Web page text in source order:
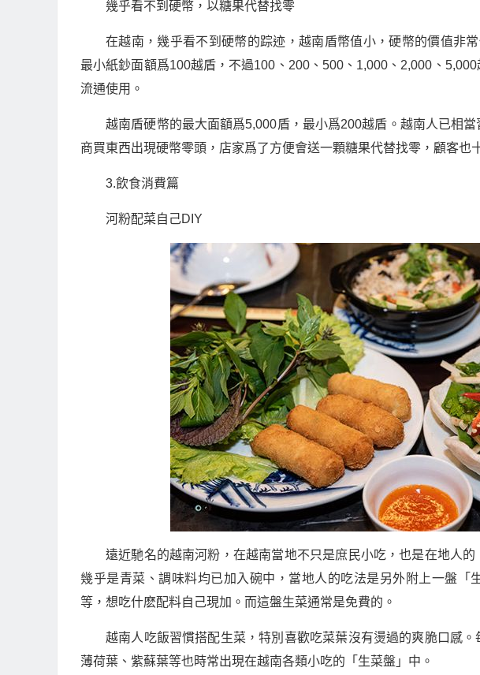
幾乎看不到硬幣，以糖果代替找零
在越南，幾乎看不到硬幣的踪迹，越南盾幣值小，硬幣的價值非
最小紙鈔面額爲100越盾，不過100、200、500、1,000、2,000、
流通使用。
越南盾硬幣的最大面額爲5,000盾，最小爲200越盾。越南人已相
商買東西出現硬幣零頭，店家爲了方便會送一顆糖果代替找零，顧客也
3.飲食消費篇
河粉配菜自己DIY
遠近馳名的越南河粉，在越南當地不只是庶民小吃，也是在地人
幾乎是青菜、調味料均已加入碗中，當地人的吃法是另外附上一盤「
等，想吃什麽配料自己現加。而這盤生菜通常是免費的。
越南人吃飯習慣搭配生菜，特別喜歡吃菜葉沒有燙過的爽脆口感
薄荷葉、紫蘇葉等也時常出現在越南各類小吃的「生菜盤」中。